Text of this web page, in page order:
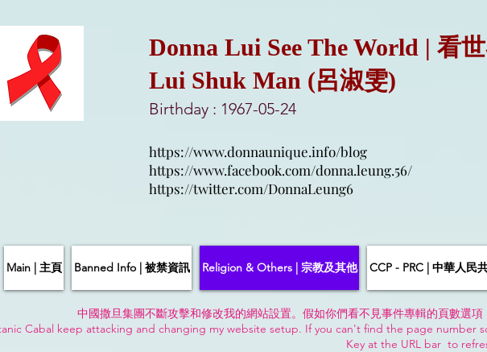
Donna Lui See The World | 看
Lui Shuk Man (呂淑雯)
Birthday : 1967-05-24
https://www.donnaunique.info/blog
https://www.facebook.com/donna.leung.56/
https://twitter.com/DonnaLeung6
Main | 主頁 Banned Info | 被禁資訊 Religion & Others | 宗教及其他 CCP - PRC | 中華人民
中國撒旦集團不斷攻擊和修改我的網站設置。假如你們看不見事件專輯的頁數選
Cabal keep attacking and changing my website setup. If you can't find the page
Key at the URL bar to